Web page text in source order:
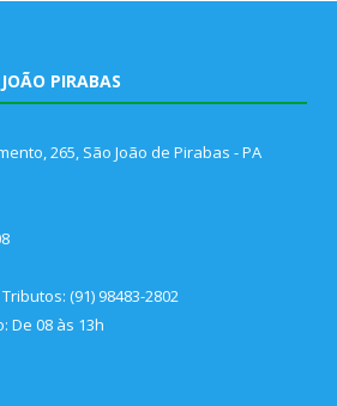
PIRABAS
265, São João de Pirabas - PA
(91) 98483-2802
De 08 às 13h